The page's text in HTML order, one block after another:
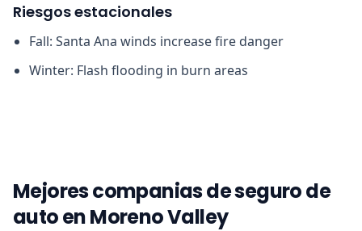
Riesgos estacionales
Fall: Santa Ana winds increase fire danger
Winter: Flash flooding in burn areas
Mejores companias de seguro de
auto en Moreno Valley